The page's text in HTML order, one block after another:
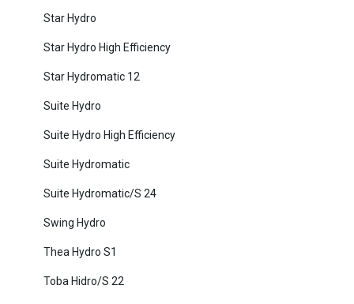
Star Hydro
Star Hydro High Efficiency
Star Hydromatic 12
Suite Hydro
Suite Hydro High Efficiency
Suite Hydromatic
Suite Hydromatic/S 24
Swing Hydro
Thea Hydro S1
Toba Hidro/S 22